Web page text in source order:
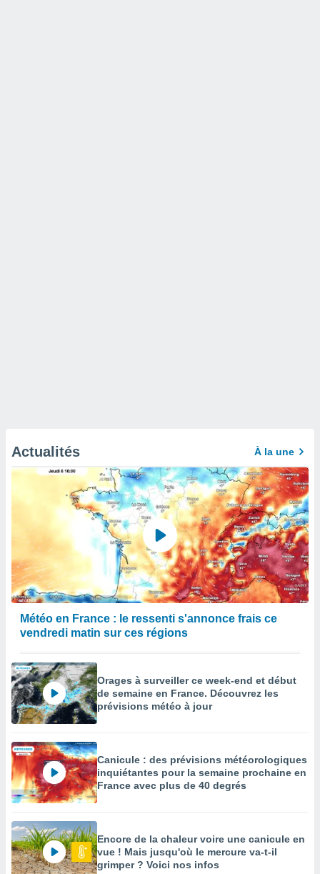
Actualités À la une
Météo en France : le ressenti s'annonce frais ce
vendredi matin sur ces régions
Orages à surveiller ce week-end et début
de semaine en France. Découvrez les
prévisions météo à jour
Canicule : des prévisions météorologiques
inquiétantes pour la semaine prochaine en
France avec plus de 40 degrés
Encore de la chaleur voire une canicule en
vue ! Mais jusqu'où le mercure va-t-il
grimper ? Voici nos infos